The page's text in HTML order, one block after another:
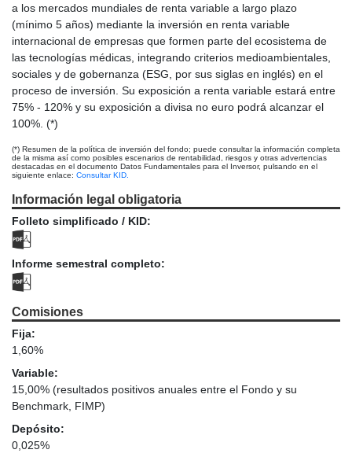
a los mercados mundiales de renta variable a largo plazo
(mínimo 5 años) mediante la inversión en renta variable
internacional de empresas que formen parte del ecosistema de
las tecnologías médicas, integrando criterios medioambientales,
sociales y de gobernanza (ESG, por sus siglas en inglés) en el
proceso de inversión. Su exposición a renta variable estará entre
75% - 120% y su exposición a divisa no euro podrá alcanzar el
100%. (*)
(*) Resumen de la política de inversión del fondo; puede consultar la información completa
de la misma así como posibles escenarios de rentabilidad, riesgos y otras advertencias
destacadas en el documento Datos Fundamentales para el Inversor, pulsando en el
siguiente enlace: Consultar KID.
Información legal obligatoria
Folleto simplificado / KID:
Informe semestral completo:
Comisiones
Fija:
1,60%
Variable:
15,00% (resultados positivos anuales entre el Fondo y su
Benchmark, FIMP)
Depósito:
0,025%